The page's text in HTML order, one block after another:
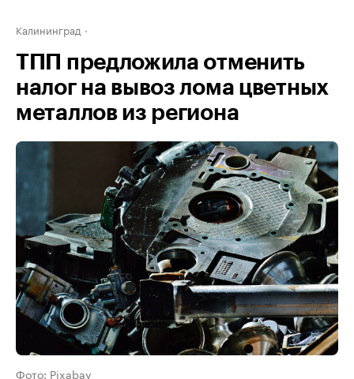
Калининград
ТПП предложила отменить
налог на вывоз лома цветных
металлов из региона
Фото: Pixabay